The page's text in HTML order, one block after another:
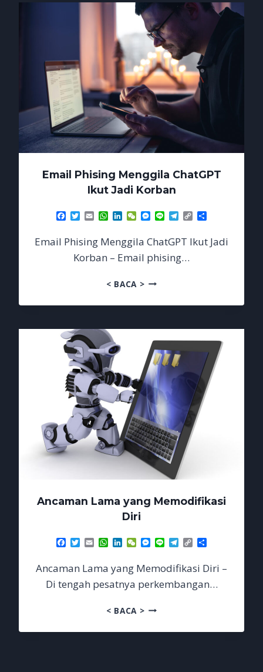
SESI
LOGIN
Email Phising Menggila ChatGPT
Ikut Jadi Korban
Facebook
TwitterEmailWhatsApp
LinkedIn
WeChatMessenger
Line Telegram
Copy
Email Phising Menggila ChatGPT Ikut Jadi
Korban – Email phising…
< BACA > EMAIL
MENGGILA
IKUT
JADI
KORBAN
Ancaman Lama yang Memodifikasi
Diri
Facebook
TwitterEmailWhatsApp
LinkedIn
WeChatMessenger
Line Telegram
Copy
Ancaman Lama yang Memodifikasi Diri –
Di tengah pesatnya perkembangan…
< BACA > ANCAMAN
YANG